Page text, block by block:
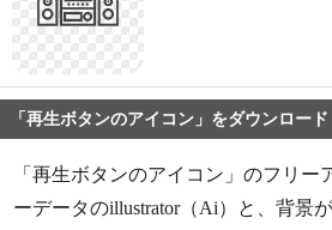
「再生ボタンのアイコン」をダウンロード
「再生ボタンのアイコン」のフリー
ーデータのillustrator（Ai）と、背景